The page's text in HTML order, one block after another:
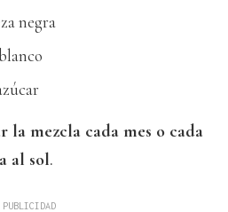
negra
la mezcla cada mes o cada
al sol.